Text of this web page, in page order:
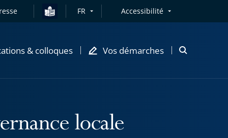
FR Accessibilité
& colloques Vos démarches
Ouvrir
locale